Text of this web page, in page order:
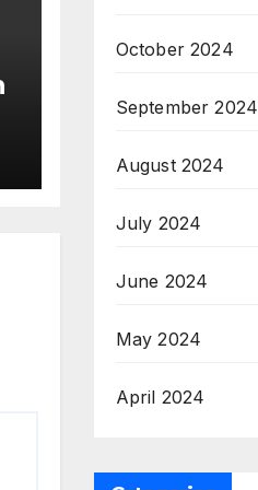
October 2024
September 2024
August 2024
July 2024
June 2024
May 2024
April 2024